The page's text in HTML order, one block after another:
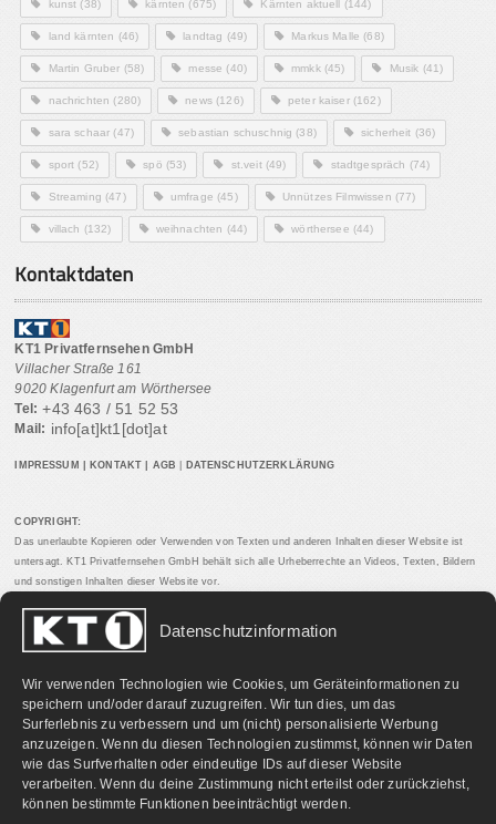
Datenschutzinformation
Wir verwenden Technologien wie Cookies, um Geräteinformationen zu
speichern und/oder darauf zuzugreifen. Wir tun dies, um das
Surferlebnis zu verbessern und um (nicht) personalisierte Werbung
anzuzeigen. Wenn du diesen Technologien zustimmst, können wir Daten
wie das Surfverhalten oder eindeutige IDs auf dieser Website
verarbeiten. Wenn du deine Zustimmung nicht erteilst oder zurückziehst,
können bestimmte Funktionen beeinträchtigt werden.
kunst (38) kärnten (675) Kärnten aktuell (144)
land kärnten (46) landtag (49) Markus Malle (68)
Martin Gruber (58) messe (40) mmkk(45) Musik (41)
nachrichten (280) news(126) peter kaiser(162)
sara schaar (47) sebastian schuschnig (38) sicherheit (36)
sport (52) spö (53) st.veit(49) stadtgespräch (74)
Streaming (47) umfrage (45) Unnützes Filmwissen (77)
villach (132) weihnachten (44) wörthersee (44)
Kontaktdaten
KT1 Privatfernsehen GmbH
Villacher Straße 161
9020 Klagenfurt am Wörthersee
Tel: +43 463 / 51 52 53
Mail: info[at]kt1[dot]at
IMPRESSUM KONTAKT AGB DATENSCHUTZERKLÄRUNG
COPYRIGHT:
Das unerlaubte Kopieren oder Verwenden von Texten und anderen Inhalten dieser Website ist
untersagt. KT1 Privatfernsehen GmbH behält sich alle Urheberrechte an Videos, Texten, Bildern
und sonstigen Inhalten dieser Website vor.
PARTNERLINKS: